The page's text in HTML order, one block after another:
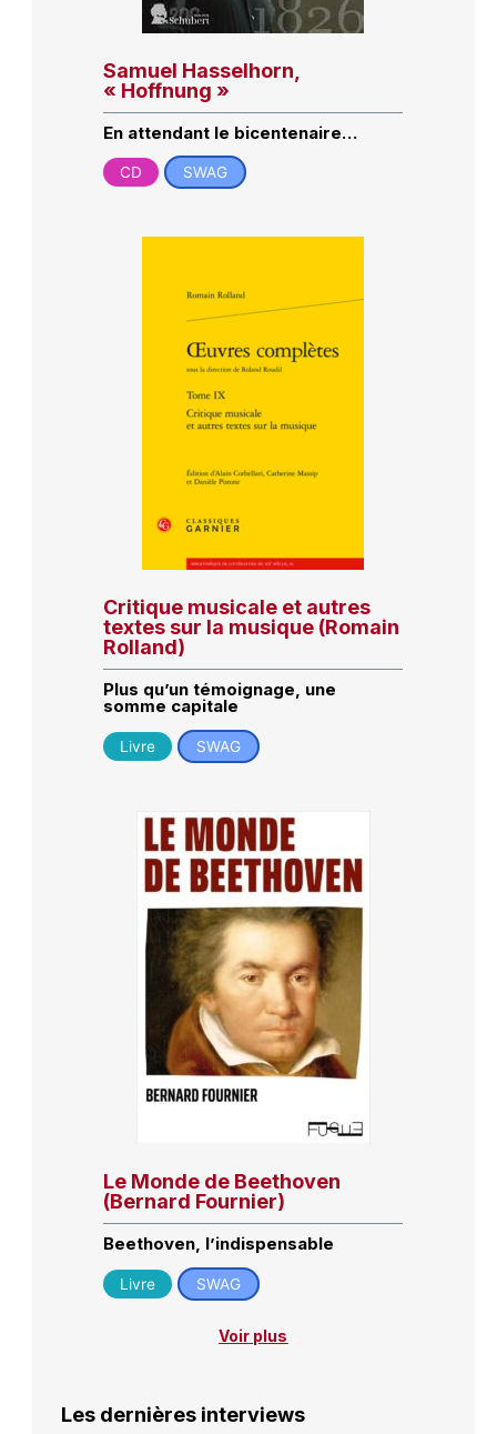
Samuel Hasselhorn,
« Hoffnung »
En attendant le bicentenaire…
CD SWAG
Critique musicale et autres
textes sur la musique (Romain
Rolland)
Plus qu’un témoignage, une
somme capitale
Livre SWAG
Le Monde de Beethoven
(Bernard Fournier)
Beethoven, l’indispensable
Livre SWAG
Voir plus
Les dernières interviews